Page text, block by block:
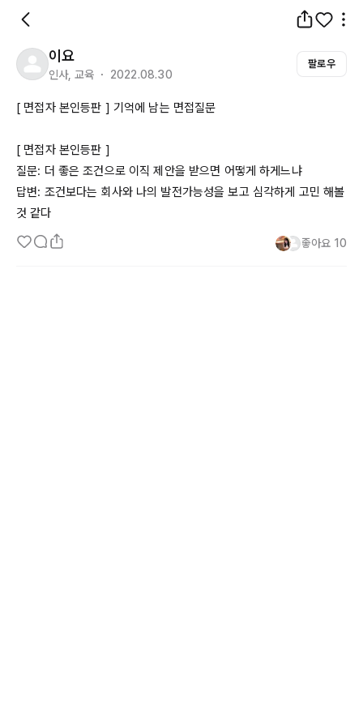
이요
인사, 교육 ・ 2022.08.30
팔로우
[ 면접자 본인등판 ] 기억에 남는 면접질문
[ 면접자 본인등판 ]
질문: 더 좋은 조건으로 이직 제안을 받으면 어떻게 하게느냐
답변: 조건보다는 회사와 나의 발전가능성을 보고 심각하게 고민 해볼
것 같다
좋아요 10